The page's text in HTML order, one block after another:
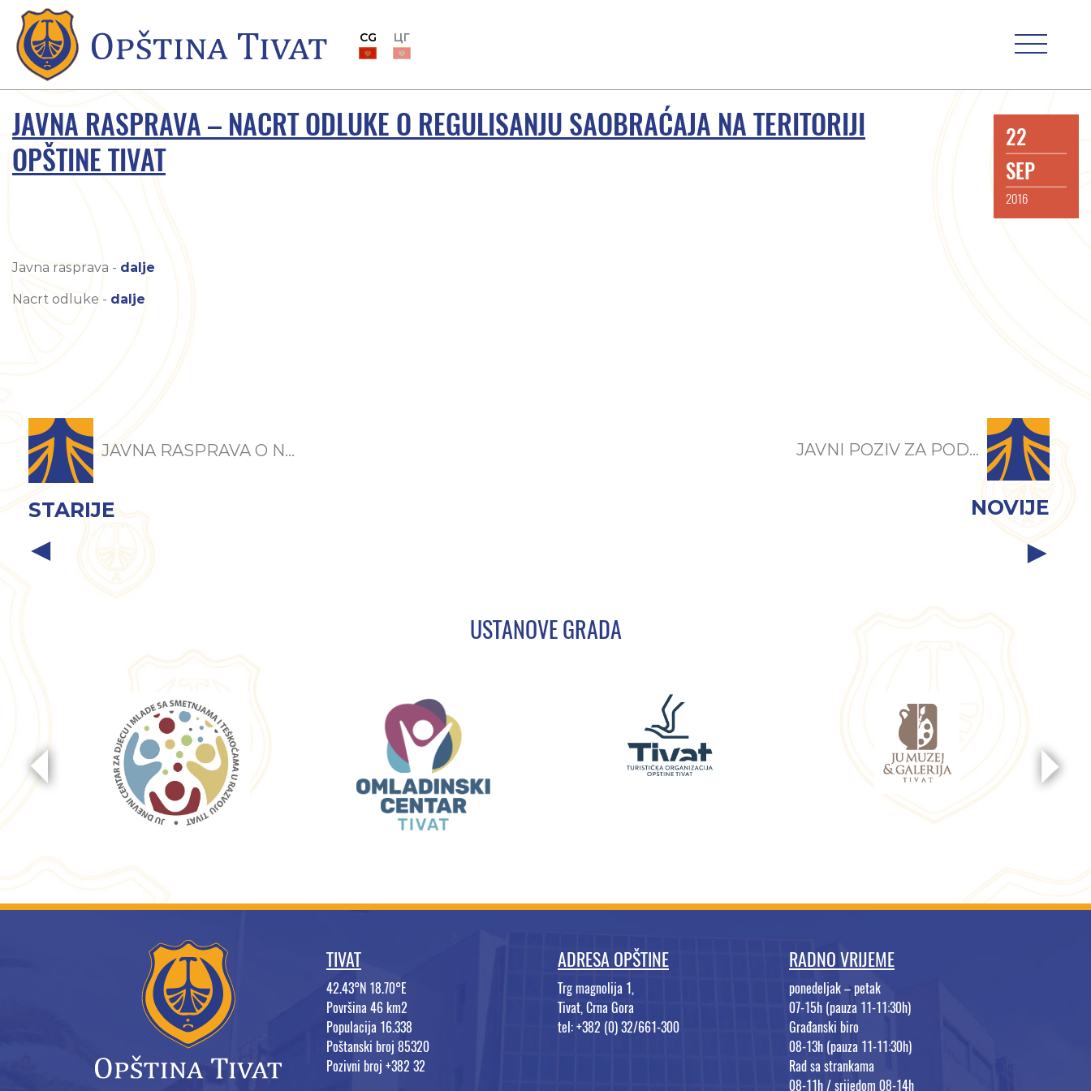
CG ЦГ
JAVNA RASPRAVA – NACRT ODLUKE O REGULISANJU SAOBRAĆAJA NA TERITORIJI
OPŠTINE TIVAT
22
SEP
2016
Javna rasprava - dalje
Nacrt odluke - dalje
JAVNA RASPRAVA O N...
STARIJE
JAVNI POZIV ZA POD...
NOVIJE
USTANOVE GRADA
TIVAT
42.43°N 18.70°E
Površina 46 km2
Populacija 16.338
Poštanski broj 85320
Pozivni broj +382 32
ADRESA OPŠTINE
Trg magnolija 1,
Tivat, Crna Gora
tel: +382 (0) 32/661-300
RADNO VRIJEME
ponedeljak – petak
07-15h (pauza 11-11:30h)
Građanski biro
08-13h (pauza 11-11:30h)
Rad sa strankama
08-11h / srijedom 08-14h